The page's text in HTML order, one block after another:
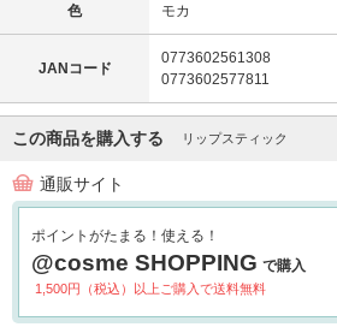
色 モカ
JANコード
0773602561308
0773602577811
この商品を購入する リップスティック
通販サイト
ポイントがたまる！使える！
@cosme SHOPPING で購入
1,500円（税込）以上ご購入で送料無料